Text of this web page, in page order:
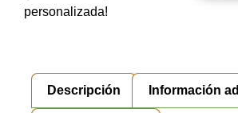
personalizada!
Descripción Información